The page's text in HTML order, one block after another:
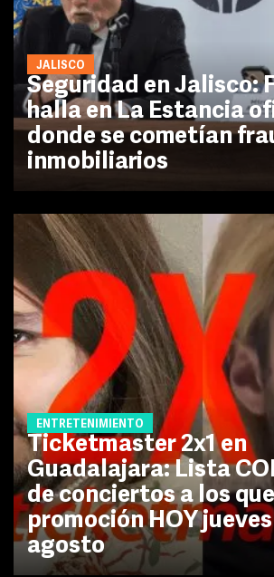
JALISCO
Seguridad en Jalisco:
halla en La Estancia
donde se cometían
inmobiliarios
ENTRETENIMIENTO
Ticketmaster 2x1 en
Guadalajara: Lista
de conciertos a los
promoción HOY
agosto